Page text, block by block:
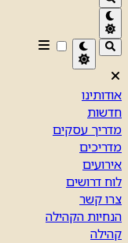
אודותינו
חדשות
מדריך עסקים
מדריכים
אירועים
לוח דרושים
צרו קשר
הנחיות הקהילה
קהילה